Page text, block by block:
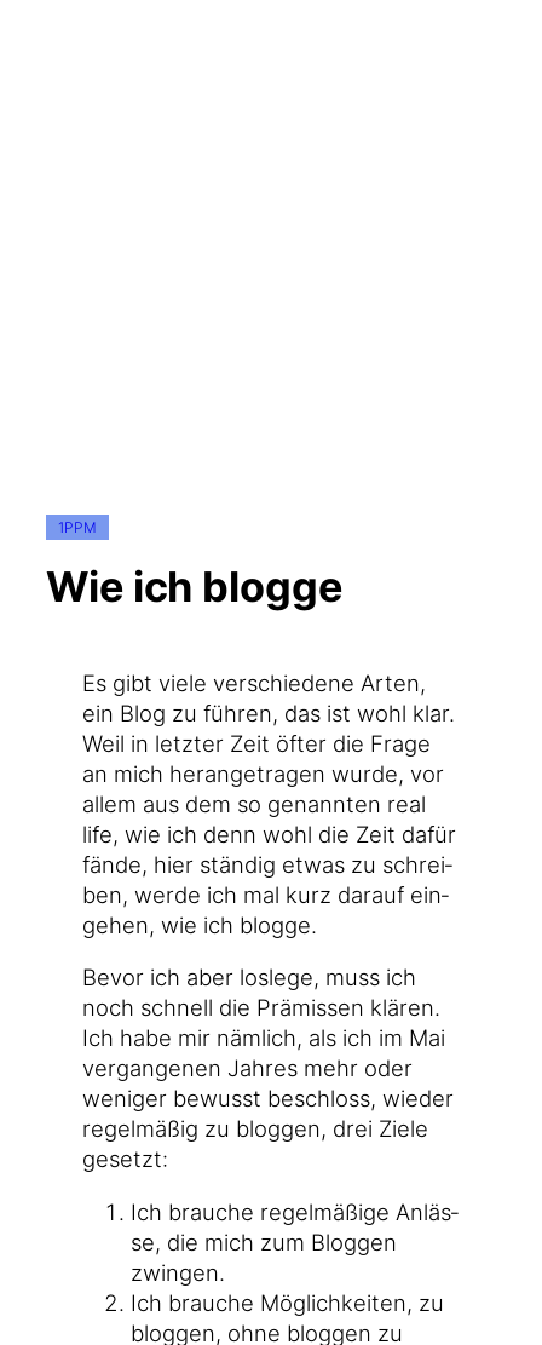
1PPM
Wie ich blogge
Es gibt vie­le ver­schie­de­ne Arten,
ein Blog zu füh­ren, das ist wohl klar.
Weil in letz­ter Zeit öfter die Fra­ge
an mich her­an­ge­tra­gen wur­de, vor
allem aus dem so genann­ten real
life, wie ich denn wohl die Zeit dafür
fän­de, hier stän­dig etwas zu schrei­
ben, wer­de ich mal kurz dar­auf ein­
ge­hen, wie ich blogge.
Bevor ich aber los­le­ge, muss ich
noch schnell die Prä­mis­sen klä­ren.
Ich habe mir näm­lich, als ich im Mai
ver­gan­ge­nen Jah­res mehr oder
weni­ger bewusst beschloss, wie­der
regel­mä­ßig zu blog­gen, drei Zie­le
gesetzt:
Ich brau­che regel­mä­ßi­ge Anläs­
se, die mich zum Blog­gen
zwingen.
Ich brau­che Mög­lich­kei­ten, zu
blog­gen, ohne blog­gen zu